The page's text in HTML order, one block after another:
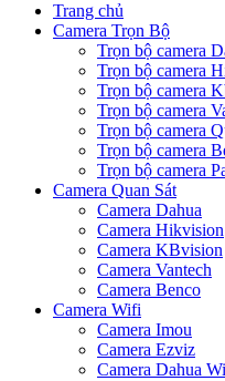
Trang chủ
Camera Trọn Bộ
Trọn bộ camera
Trọn bộ camera
Trọn bộ camera
Trọn bộ camera
Trọn bộ camera
Trọn bộ camera
Trọn bộ camera
Camera Quan Sát
Camera Dahua
Camera Hikvision
Camera KBvision
Camera Vantech
Camera Benco
Camera Wifi
Camera Imou
Camera Ezviz
Camera Dahua